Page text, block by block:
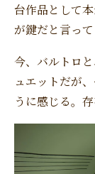
台作品として
が鍵だと言っ
今、バルトロ
ュエットだが
うに感じる。